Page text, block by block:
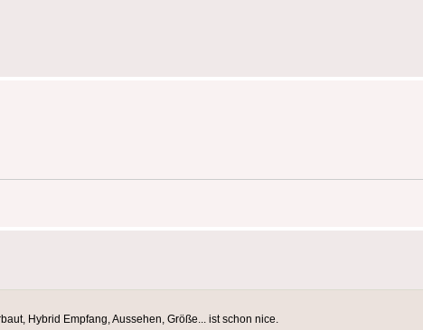
Hybrid Empfang, Aussehen, Größe... ist schon nice.